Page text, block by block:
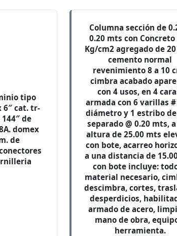
tipo
6″ cat. tr-
de
domex
de
Columna sección de
0.20 mts con Concreto
Kg/cm2 agregado de
cemento normal
revenimiento 8 a 10
cimbra acabado
con 4 usos, en 4
armada con 6 varillas
diámetro y 1 estribo
separado @ 0.20 mts,
altura de 25.00 mts
con bote, acarreo
a una distancia de
con bote incluye:
material necesario,
descimbra, cortes,
desperdicios,
armado de acero,
mano de obra,
herramienta.